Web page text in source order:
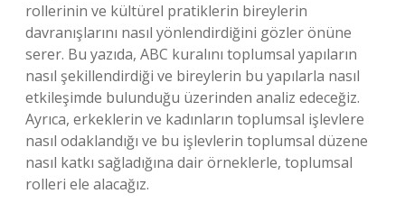
rollerinin ve kültürel pratiklerin bireylerin
davranışlarını nasıl yönlendirdiğini gözler önüne
serer. Bu yazıda, ABC kuralını toplumsal yapıların
nasıl şekillendirdiği ve bireylerin bu yapılarla nasıl
etkileşimde bulunduğu üzerinden analiz edeceğiz.
Ayrıca, erkeklerin ve kadınların toplumsal işlevlere
nasıl odaklandığı ve bu işlevlerin toplumsal düzene
nasıl katkı sağladığına dair örneklerle, toplumsal
rolleri ele alacağız.